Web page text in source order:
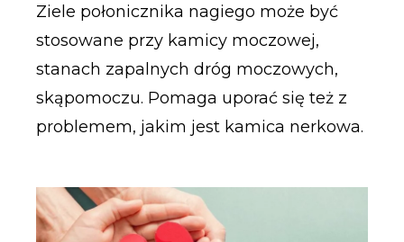
Ziele połonicznika nagiego może być
stosowane przy kamicy moczowej,
stanach zapalnych dróg moczowych,
skąpomoczu. Pomaga uporać się też z
problemem, jakim jest kamica nerkowa.